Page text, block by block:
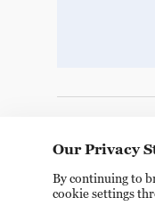
Our Privacy
By continuing to
cookie settings